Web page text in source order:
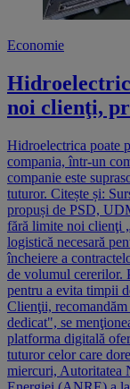
Economie
noi clienţi,
Hidroelectrica poate
compania, într-un
companie este
tuturor. Citește și:
propuși de PSD,
fără limite noi clienţi
logistică necesară
încheiere a
de volumul cererilor.
pentru a evita timpii
Clienţii,
dedicat", se
platforma digitală
tuturor celor care
miercuri, Autoritatea